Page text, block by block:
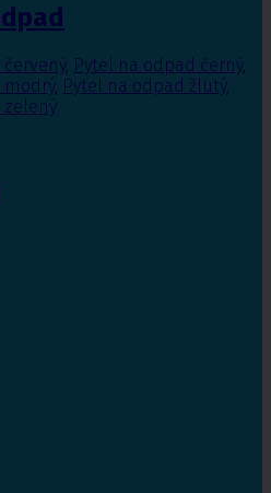
, Pytel na odpad černý,
modrý, Pytel na odpad žlutý,
zelený